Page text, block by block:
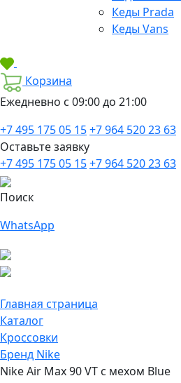
Кеды Prada
Кеды Vans
Корзина
Ежедневно с 09:00 до 21:00
+7 495 175 05 15+7 964 520 23 63
Оставьте заявку
+7 495 175 05 15+7 964 520 23 63
Поиск
WhatsApp
Главная страница
Каталог
Кроссовки
Бренд Nike
Nike Air Max 90 VT с мехом Blue